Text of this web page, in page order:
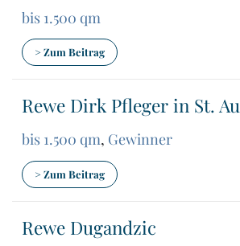
bis 1.500 qm
> Zum Beitrag
Rewe Dirk Pfleger in St.
bis 1.500 qm, Gewinner
> Zum Beitrag
Rewe Dugandzic